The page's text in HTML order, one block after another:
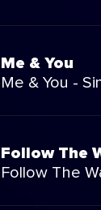
Me & You
Me & You -
Follow The
Follow The